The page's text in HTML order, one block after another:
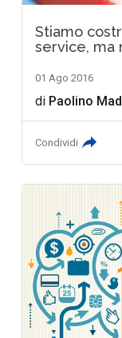
Stiamo
service, ma
01 Ago 2016
di Paolino
Condividi